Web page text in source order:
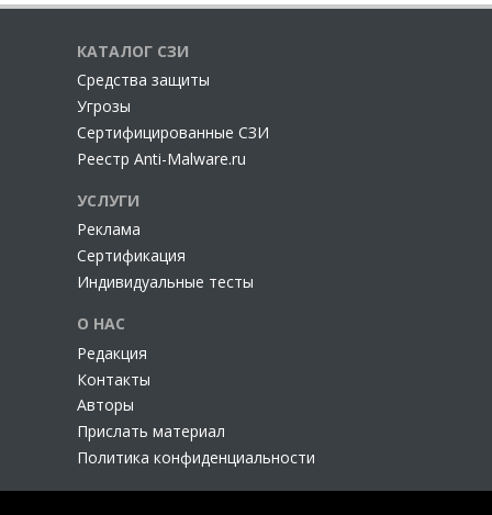
КАТАЛОГ СЗИ
Cредства защиты
Угрозы
Сертифицированные СЗИ
Реестр Anti-Malware.ru
УСЛУГИ
Реклама
Сертификация
Индивидуальные тесты
О НАС
Редакция
Контакты
Авторы
Прислать материал
Политика конфиденциальности